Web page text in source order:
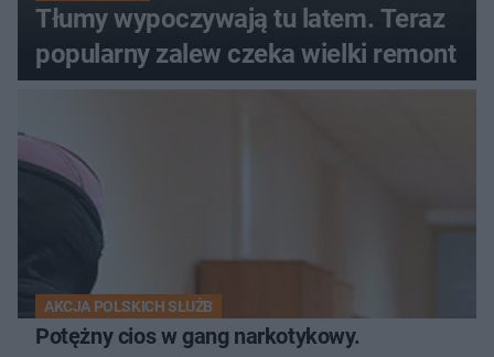
Tłumy wypoczywają tu latem. Teraz
popularny zalew czeka wielki remont
AKCJA POLSKICH SŁUŻB
Potężny cios w gang narkotykowy.